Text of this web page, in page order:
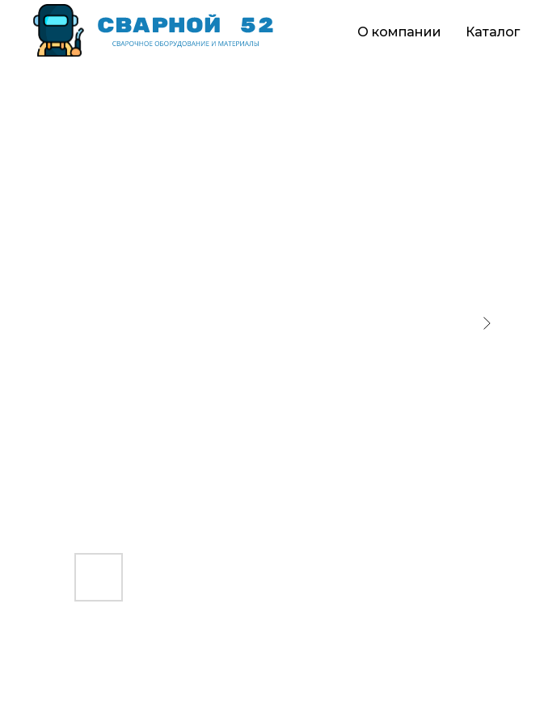
О компании Каталог